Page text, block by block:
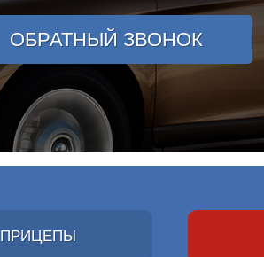
ОБРАТНЫЙ ЗВОНОК
ПРИЦЕПЫ